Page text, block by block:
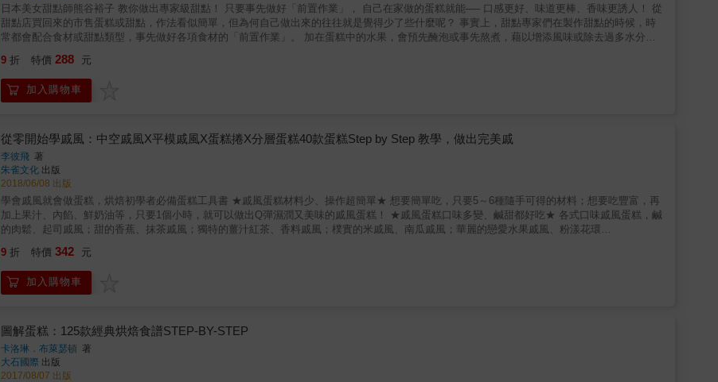
日本美女甜點師熊谷裕子 教你做出專家級甜點！ 只要事先做好「前置作業」， 自己在家做的蛋糕就能── 口感更好、味道更棒、香味更誘人！ 從
甜點店買回來的市售蛋糕或甜點，作法看似簡單，但為何自己做出來的往往就是覺得少了些什麼呢？ 事實上，甜點專家們在製作甜點的時候，時
常都會配合食材或甜點類型，事先做好各項食材的「前置作業」。 加在蛋糕中的水果，會預先醃泡或事先熬煮，藉以增添風味或除去過多水分。
技巧說穿了其實並不難，但卻會大大影響成品的風味與口感。本書將會分成三大項目，針對增添水果風味的技巧、增添焦糖咖啡風味的訣竅、增減
食材水分以提升整體口感等面向，為大家提供各項實用的前置作業技巧，以及數道可以讓大家加以運用這些技巧的美味蛋糕食譜！ 當我們在家裡
製作甜塔、蛋糕這類甜點時，只要留意在事前花上一些工夫做準備，就能大幅提升整體的口感並增添食材風味。 讓我們一起來學習事前準備的技
紹可以運用哪些技巧，恰到好處地增添水果風味又營造出豐富層次感。 ★技巧二、增加焦糖咖啡風味 使用了焦糖、咖啡或紅茶的甜點，能夠讓人
享受到香氣和苦味結合的深層大人味。要做出這種味道，材料的組合和味道的平衡是十分重要的。焦糖焦度的掌握、咖啡或紅茶濃度的調整等等，
第二章會為您介紹可以運用那些技巧在不同的組合中調整，展現出大人的味道。 ★技巧三、控制水分增加口感 包有奶油餡的派或是水果塔，都是
能享受到酥鬆口感的甜點，但是當鮮奶油或水果的水分過多時，就會讓口感變得濕軟，減損美味程度。第三章將為大家介紹幾項降低水分的技巧。
只要事先花費一小番工夫，就能確保美味並提升成品的完成度。
9 折 特價 288 元
加入購物車
從零開始學戚風：中空戚風X平模戚風X蛋糕捲X分層蛋糕40款蛋糕Step by Step 教學，做出完美戚
李彼飛 著
朱雀文化 出版
2018/06/08 出版
學會戚風就會做蛋糕，烘焙初學者必備蛋糕工具書 ★戚風蛋糕材料少、操作超簡單★ 想要簡單吃，只要5～6種隨手可得的材料；想要吃豐富，再
加上果汁、內餡、鮮奶油等，只要1個小時，就可以做出Q彈濕潤又美味的戚風蛋糕！ ★戚風蛋糕口味多變、鹹甜都好吃★ 各式口味戚風蛋糕，鹹
的肉鬆、起司戚風；甜的香蕉、抹茶戚風；獨特的薑汁紅茶、香料戚風；樸實的米戚風、南瓜戚風；華麗的戀愛水果戚風、粉漾花環
蛋糕及蛋糕捲等各種造型蛋糕，一種戚風體，40款或圓或平或捲的戚風美味！ 戚風蛋糕是坊間最常見的手作蛋糕之一，不論是簡單的裸蛋糕，還
是加了些許鮮奶油，甚至是加上新鮮水果、擠花等華麗裝飾，就是自用或送禮皆可的美味蛋糕。 本書從基礎戚風蛋糕教學，清楚的step by step步
驟，教會讀者做出成功的原味戚風，再逐步變化口味與裝飾，做出40款好看又美味的戚風蛋糕，是蛋糕控必會的甜點。 除了各式戚風蛋糕介紹，
特色】 讀通QA +搞懂NG理由 ＝40款戚風從零學到100分！ ★戚風蛋糕 NG 為什麼？★ 對於常見的失敗原因大解密，徹底解開讀者長久做戚風被
氣瘋的問題。 ★30 則精心提點戚風蛋糕QA★ 做戚風有什麼祕訣與撇步？想要自行設計戚風配方怎麼做？常見的戚風製作盲點大公開，全部解
惑！ ★40 款美味蛋糕送禮自用兩相宜★ 超好用的戚風蛋糕體，是做蛋糕的基本工，利用中空模、平模、深烤盤等各式烤模，製作出本書多款蛋
糕，不僅自用吃不膩，送禮更是有面子！
9 折 特價 342 元
加入購物車
圖解蛋糕：125款經典烘焙食譜STEP-BY-STEP
卡洛琳．布萊瑟頓 著
大石國際 出版
2017/08/07 出版